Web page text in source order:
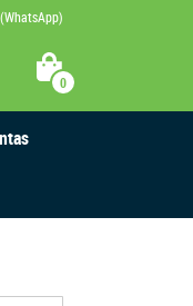
(WhatsApp)
0